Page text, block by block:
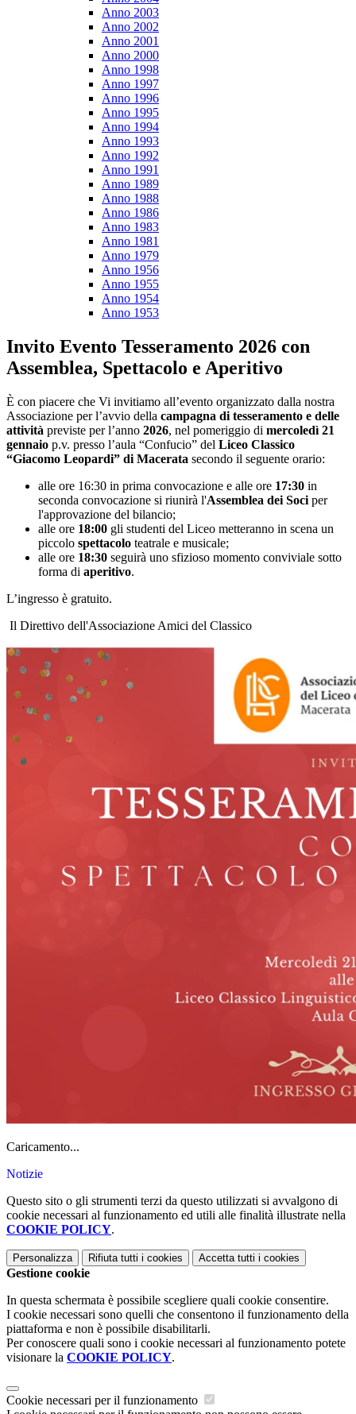
Anno 2003
Anno 2002
Anno 2001
Anno 2000
Anno 1998
Anno 1997
Anno 1996
Anno 1995
Anno 1994
Anno 1993
Anno 1992
Anno 1991
Anno 1989
Anno 1988
Anno 1986
Anno 1983
Anno 1981
Anno 1979
Anno 1956
Anno 1955
Anno 1954
Anno 1953
Invito Evento Tesseramento 2026 con
Assemblea, Spettacolo e Aperitivo
È con piacere che Vi invitiamo all’evento organizzato dalla nostra
Associazione per l’avvio della campagna di tesseramento e delle
attività previste per l’anno 2026, nel pomeriggio di mercoledì 21
gennaio p.v. presso l’aula “Confucio” del Liceo Classico
“Giacomo Leopardi” di Macerata secondo il seguente orario:
alle ore 16:30 in prima convocazione e alle ore 17:30 in
seconda convocazione si riunirà l'Assemblea dei Soci per
l'approvazione del bilancio;
alle ore 18:00 gli studenti del Liceo metteranno in scena un
piccolo spettacolo teatrale e musicale;
alle ore 18:30 seguirà uno sfizioso momento conviviale sotto
forma di aperitivo.
L’ingresso è gratuito.
Il Direttivo dell'Associazione Amici del Classico
Caricamento...
Notizie
Questo sito o gli strumenti terzi da questo utilizzati si avvalgono di
cookie necessari al funzionamento ed utili alle finalità illustrate nella
COOKIE POLICY.
Personalizza Rifiuta tutti i cookies Accetta tutti i cookies
Gestione cookie
In questa schermata è possibile scegliere quali cookie consentire.
I cookie necessari sono quelli che consentono il funzionamento della
piattaforma e non è possibile disabilitarli.
Per conoscere quali sono i cookie necessari al funzionamento potete
visionare la COOKIE POLICY.
Cookie necessari per il funzionamento